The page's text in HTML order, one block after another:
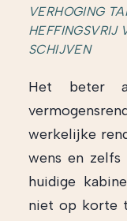
VERHOGING
HEFFINGSVRIJ
SCHIJVEN
Het beter
werkelijke
wens en
huidige
niet op korte